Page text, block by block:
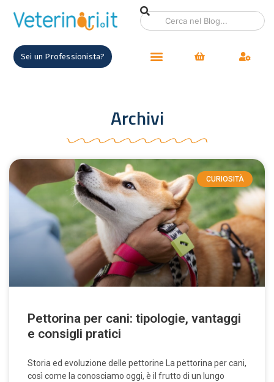
Sei un Professionista?
Archivi
CURIOSITÀ
Pettorina per cani: tipologie, vantaggi
e consigli pratici
Storia ed evoluzione delle pettorine La pettorina per cani,
così come la conosciamo oggi, è il frutto di un lungo